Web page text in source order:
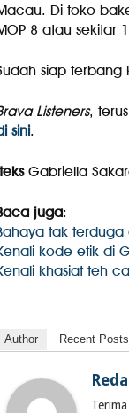
Di toko
8 atau sekitar
siap terbang
Listeners,
sini.
Gabriella
juga:
tak terduga
kode etik di
khasiat teh
Author Recent Posts